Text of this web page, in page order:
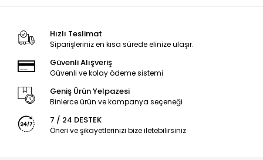
Hızlı Teslimat
Siparişleriniz en kısa sürede elinize ulaşır.
Güvenli Alışveriş
Güvenli ve kolay ödeme sistemi
Geniş Ürün Yelpazesi
Binlerce ürün ve kampanya seçeneği
7 / 24 DESTEK
Öneri ve şikayetlerinizi bize iletebilirsiniz.